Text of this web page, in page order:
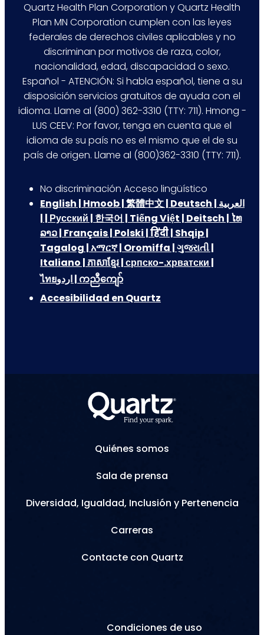
Quartz Health Plan Corporation y Quartz Health
Plan MN Corporation cumplen con las leyes
federales de derechos civiles aplicables y no
discriminan por motivos de raza, color,
nacionalidad, edad, discapacidad o sexo.
Español - ATENCIÓN: Si habla español, tiene a su
disposición servicios gratuitos de ayuda con el
idioma. Llame al (800) 362-3310 (TTY: 711). Hmong -
LUS CEEV: Por favor, tenga en cuenta que el
idioma de su país no es el mismo que el de su
país de origen. Llame al (800)362-3310 (TTY: 711).
No discriminación Acceso lingüístico
English | Hmoob | 繁體中文 | Deutsch | العربية
| | Русский | 한국어 | Tiếng Việt | Deitsch | ໄທ
ລາວ | Français | Polski | हिंदी | Shqip |
Tagalog | አማርኛ | Oromiffa | ગુજરાતી |
Italiano | ភាសាខ្មែរ | српско-.хрватски |
ไทยاردو | ကညီကျော်
Accesibilidad en Quartz
Quiénes somos
Sala de prensa
Diversidad, Igualdad, Inclusión y Pertenencia
Carreras
Contacte con Quartz
Condiciones de uso